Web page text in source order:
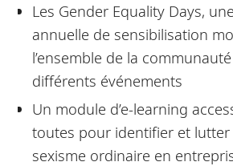
Les Gender Equality Days,
annuelle de sensibilisation
l’ensemble de la communauté
différents événements
Un module d’e-learning
toutes pour identifier et lutter
sexisme ordinaire en